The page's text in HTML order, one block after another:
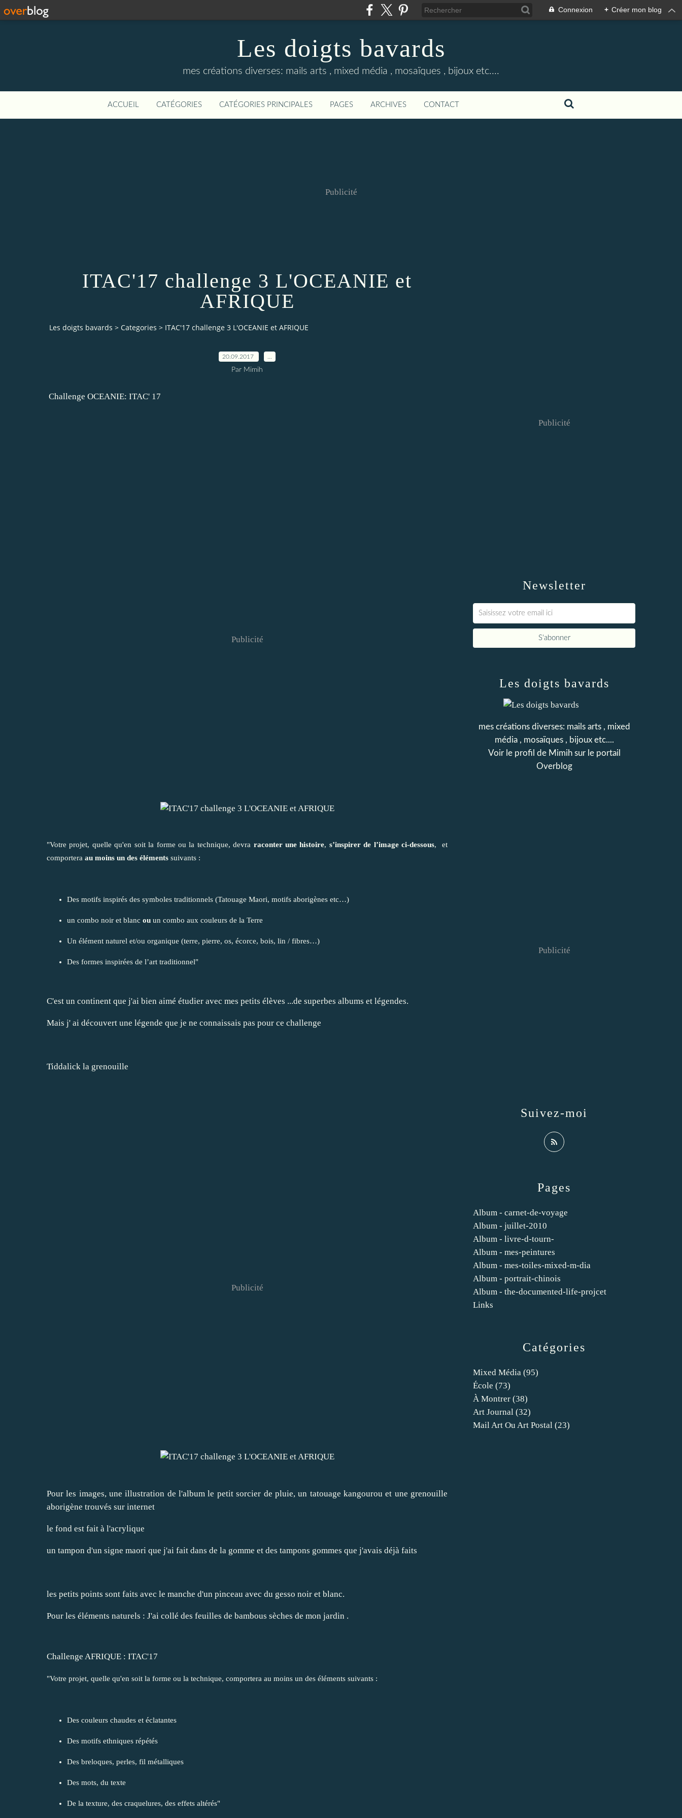
Connexion + Créer mon blog
Les doigts bavards
mes créations diverses: mails arts , mixed média , mosaïques , bijoux etc....
ACCUEIL CATÉGORIES CATÉGORIES PRINCIPALES PAGES ARCHIVES CONTACT
Publicité
ITAC'17 challenge 3 L'OCEANIE et
AFRIQUE
Les doigts bavards > Categories > ITAC'17 challenge 3 L'OCEANIE et AFRIQUE
20.09.2017
Par Mimih
Challenge OCEANIE: ITAC' 17
Publicité
"Votre projet, quelle qu'en soit la forme ou la technique, devra raconter une histoire, s’inspirer de l’image ci-dessous, et
comportera au moins un des éléments suivants :
Des motifs inspirés des symboles traditionnels (Tatouage Maori, motifs aborigènes etc…)
un combo noir et blanc ou un combo aux couleurs de la Terre
Un élément naturel et/ou organique (terre, pierre, os, écorce, bois, lin / fibres…)
Des formes inspirées de l’art traditionnel"
C'est un continent que j'ai bien aimé étudier avec mes petits élèves ...de superbes albums et légendes.
Mais j' ai découvert une légende que je ne connaissais pas pour ce challenge
Tiddalick la grenouille
Publicité
Pour les images, une illustration de l'album le petit sorcier de pluie, un tatouage kangourou et une grenouille
aborigène trouvés sur internet
le fond est fait à l'acrylique
un tampon d'un signe maori que j'ai fait dans de la gomme et des tampons gommes que j'avais déjà faits
les petits points sont faits avec le manche d'un pinceau avec du gesso noir et blanc.
Pour les éléments naturels : J'ai collé des feuilles de bambous sèches de mon jardin .
Challenge AFRIQUE : ITAC'17
"Votre projet, quelle qu'en soit la forme ou la technique, comportera au moins un des éléments suivants :
Des couleurs chaudes et éclatantes
Des motifs ethniques répétés
Des breloques, perles, fil métalliques
Des mots, du texte
De la texture, des craquelures, des effets altérés​"
Newsletter
Publicité
Catégories
Mixed Média (95)
École (73)
À Montrer (38)
Art Journal (32)
Mail Art Ou Art Postal (23)
Pages
Album - carnet-de-voyage
Album - juillet-2010
Album - livre-d-tourn-
Album - mes-peintures
Album - mes-toiles-mixed-m-dia
Album - portrait-chinois
Album - the-documented-life-projcet
Links
Les doigts bavards
mes créations diverses: mails arts , mixed
média , mosaïques , bijoux etc....
Voir le profil de Mimihsur le portail
Overblog
Suivez-moi
Publicité